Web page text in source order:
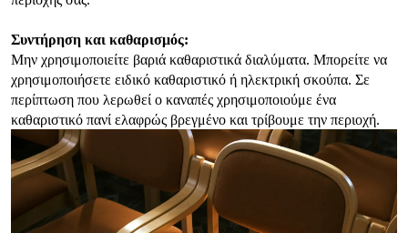
Συντήρηση και καθαρισμός:
Μην χρησιμοποιείτε βαριά καθαριστικά διαλύματα. Μπορείτε να
χρησιμοποιήσετε ειδικό καθαριστικό ή ηλεκτρική σκούπα. Σε
περίπτωση που λερωθεί ο καναπές χρησιμοποιούμε ένα
καθαριστικό πανί ελαφρώς βρεγμένο και τρίβουμε την περιοχή.